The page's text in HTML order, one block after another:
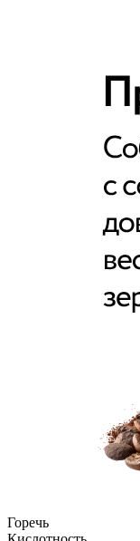
Горечь